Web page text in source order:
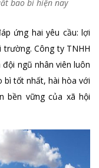
bao bì hiện nay
ứng hai yêu cầu: lợi
Công ty TNHH
ngũ nhân viên luôn
bì tốt nhất, hài hòa với
bền vững của xã hội